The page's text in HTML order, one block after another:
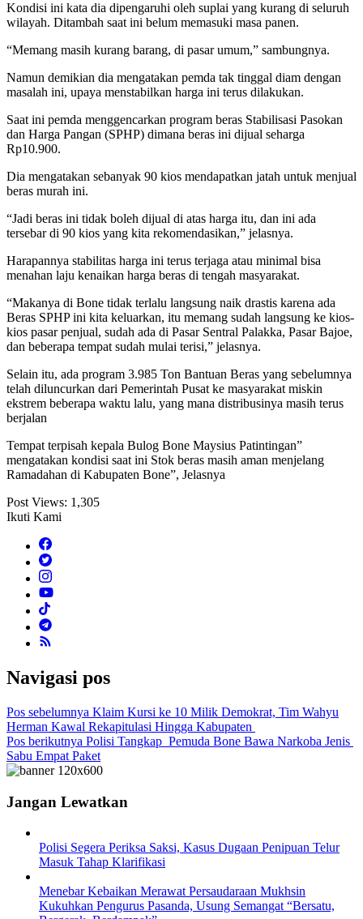
Kondisi ini kata dia dipengaruhi oleh suplai yang kurang di seluruh
wilayah. Ditambah saat ini belum memasuki masa panen.
“Memang masih kurang barang, di pasar umum,” sambungnya.
Namun demikian dia mengatakan pemda tak tinggal diam dengan
masalah ini, upaya menstabilkan harga ini terus dilakukan.
Saat ini pemda menggencarkan program beras Stabilisasi Pasokan
dan Harga Pangan (SPHP) dimana beras ini dijual seharga
Rp10.900.
Dia mengatakan sebanyak 90 kios mendapatkan jatah untuk menjual
beras murah ini.
“Jadi beras ini tidak boleh dijual di atas harga itu, dan ini ada
tersebar di 90 kios yang kita rekomendasikan,” jelasnya.
Harapannya stabilitas harga ini terus terjaga atau minimal bisa
menahan laju kenaikan harga beras di tengah masyarakat.
“Makanya di Bone tidak terlalu langsung naik drastis karena ada
Beras SPHP ini kita keluarkan, itu memang sudah langsung ke kios-
kios pasar penjual, sudah ada di Pasar Sentral Palakka, Pasar Bajoe,
dan beberapa tempat sudah mulai terisi,” jelasnya.
Selain itu, ada program 3.985 Ton Bantuan Beras yang sebelumnya
telah diluncurkan dari Pemerintah Pusat ke masyarakat miskin
ekstrem beberapa waktu lalu, yang mana distribusinya masih terus
berjalan
Tempat terpisah kepala Bulog Bone Maysius Patintingan”
mengatakan kondisi saat ini Stok beras masih aman menjelang
Ramadahan di Kabupaten Bone”, Jelasnya
Post Views: 1,305
Ikuti Kami
Navigasi pos
Pos sebelumnya Klaim Kursi ke 10 Milik Demokrat, Tim Wahyu
Herman Kawal Rekapitulasi Hingga Kabupaten
Pos berikutnya Polisi Tangkap Pemuda Bone Bawa Narkoba Jenis
Sabu Empat Paket
Jangan Lewatkan
Polisi Segera Periksa Saksi, Kasus Dugaan Penipuan Telur
Masuk Tahap Klarifikasi
Menebar Kebaikan Merawat Persaudaraan Mukhsin
Kukuhkan Pengurus Pasanda, Usung Semangat “Bersatu,